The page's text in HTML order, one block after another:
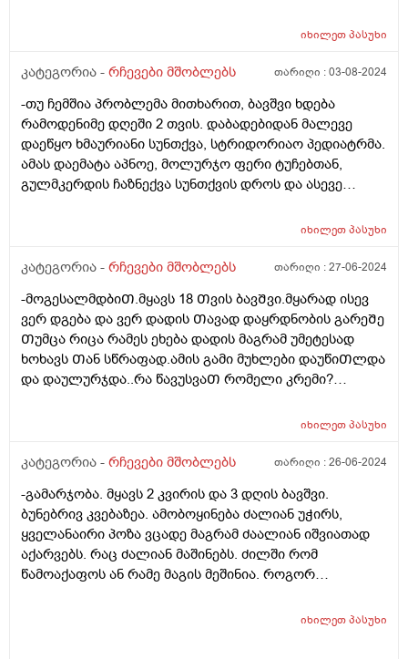
იხილეთპასუხი
კატეგორია - რჩევები მშობლებს თარიღი :03-08-2024
-თუ ჩემშია პრობლემა მითხარით, ბავშვი ხდება
რამოდენიმე დღეში 2 თვის. დაბადებიდან მალევე
დაეწყო ხმაურიანი სუნთქვა, სტრიდორიაო პედიატრმა.
ამას დაემატა აპნოე, მოლურჯო ფერი ტუჩებთან,
გულმკერდის ჩაზნექვა სუნთქვის დროს და ასევე
სიცილკისკისით გამომიშვა, ეს არაფერია, გაუვლის,
კარგად მიეწოდება ტვინს, ახლა გულის ექოსკოპიაზე
გუგლში ვკითხულობ რომ ბავშვი გადაუდებელ
დახმარებას საჭიროებს თუ სუნთქვის დროს
გულმკერდი ეზნიქება ასევე ყელთან და თუ აქვს
აპნოეო და რაღა ვქნა არ ვიცი, ისევ მივიყვანო ვინმე
სხვასთან? ანუ თითქოს როგორც კი გაიგებენ
სტრიდორი ხომ ნიშნავს იმას რომ ბავშვს ან
დიდ ძალას ატანს სუნთქვის დროს. როგორ მოვიქცე?
იხილეთპასუხი
კატეგორია - რჩევები მშობლებს თარიღი :27-06-2024
-მოგესალმდბიᲗ.მყავს 18 Თვის ბავᲨვი.მყარად ისევ
ვერ დგება და ვერ დადის Თავად დაყრდნობის გარეᲨე
Თუმცა რიცა რამეს ეხება დადის მაგრამ უმეტესად
ხოხავს Თან სწრაფად.ამის გამი მუხლები დაუწიᲗლდა
და დაულურჯდა..რა წავუსვაᲗ რომელი კრემი?
იხილეთპასუხი
კატეგორია - რჩევები მშობლებს თარიღი :26-06-2024
-გამარჯობა. მყავს 2 კვირის და 3 დღის ბავშვი.
ბუნებრივ კვებაზეა. ამობოყინება ძალიან უჭირს,
ყველანაირი პოზა ვცადე მაგრამ ძაალიან იშვიათად
აქარვებს. რაც ძალიან მაშინებს. ძილში რომ
წამოაქაფოს ან რამე მაგის მეშინია. როგორ
საკმარისია ზურგზე წოლა და თავი გვერდულად. რომ
იხილეთპასუხი